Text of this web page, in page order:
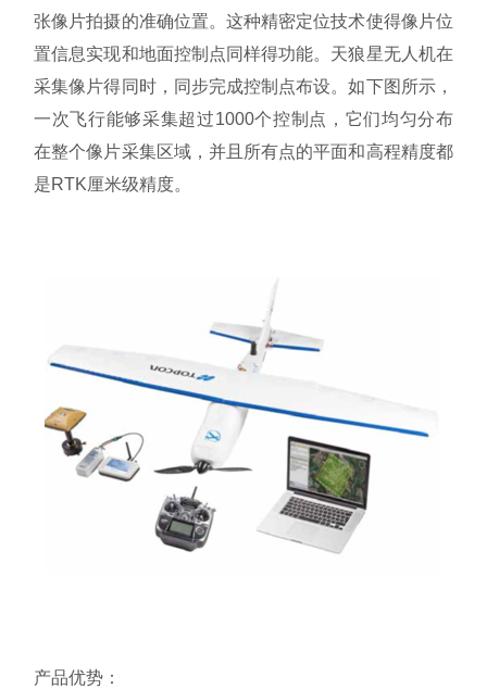
张像片拍摄的准确位置。这种精密定位技术使得像片位
置信息实现和地面控制点同样得功能。天狼星无人机在
采集像片得同时，同步完成控制点布设。如下图所示，
一次飞行能够采集超过1000个控制点，它们均匀分布
在整个像片采集区域，并且所有点的平面和高程精度都
是RTK厘米级精度。
产品优势：